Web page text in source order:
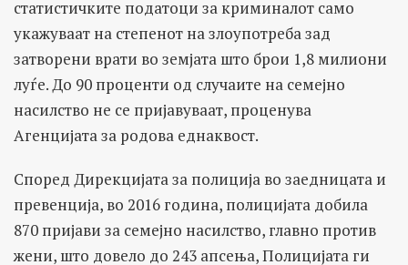
статистичките податоци за криминалот само
укажуваат на степенот на злоупотреба зад
затворени врати во земјата што брои 1,8 милиони
луѓе. До 90 проценти од случаите на семејно
насилство не се пријавуваат, проценува
Агенцијата за родова еднаквост.
Според Дирекцијата за полиција во заедницата и
превенција, во 2016 година, полицијата добила
870 пријави за семејно насилство, главно против
жени, што довело до 243 апсења, Полицијата ги